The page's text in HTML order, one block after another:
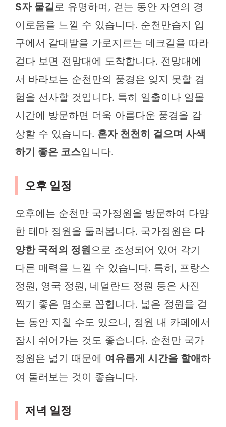
S자 물길로 유명하며, 걷는 동안 자연의 경
이로움을 느낄 수 있습니다. 순천만습지 입
구에서 갈대밭을 가로지르는 데크길을 따라
걷다 보면 전망대에 도착합니다. 전망대에
서 바라보는 순천만의 풍경은 잊지 못할 경
험을 선사할 것입니다. 특히 일출이나 일몰
시간에 방문하면 더욱 아름다운 풍경을 감
상할 수 있습니다. 혼자 천천히 걸으며 사색
하기 좋은 코스입니다.
오후 일정
오후에는 순천만 국가정원을 방문하여 다양
한 테마 정원을 둘러봅니다. 국가정원은 다
양한 국적의 정원으로 조성되어 있어 각기
다른 매력을 느낄 수 있습니다. 특히, 프랑스
정원, 영국 정원, 네덜란드 정원 등은 사진
찍기 좋은 명소로 꼽힙니다. 넓은 정원을 걷
는 동안 지칠 수도 있으니, 정원 내 카페에서
잠시 쉬어가는 것도 좋습니다. 순천만 국가
정원은 넓기 때문에 여유롭게 시간을 할애하
여 둘러보는 것이 좋습니다.
저녁 일정